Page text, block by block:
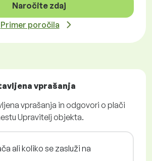
Naročite zdaj
Primer poročila
vprašanja
vprašanja in odgovori o plači
Upravitelj objekta.
ali koliko se zasluži na